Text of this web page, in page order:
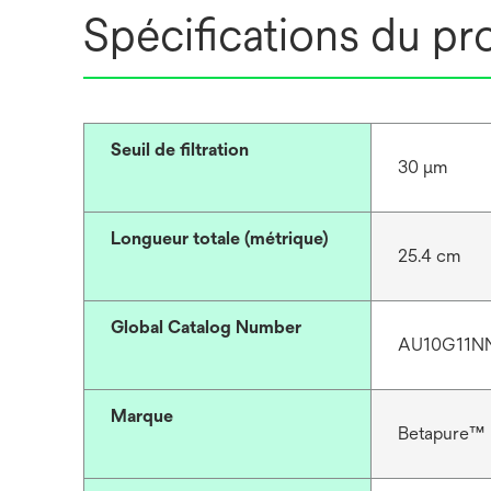
Spécifications du
Seuil de filtration
30 μm
Longueur totale (métrique)
25.4 cm
Global Catalog Number
Marque
Betapure™